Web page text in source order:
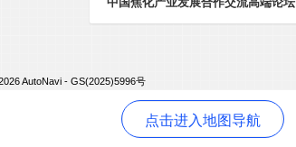
AutoNavi - GS(2025)5996号
点击进入地图导航